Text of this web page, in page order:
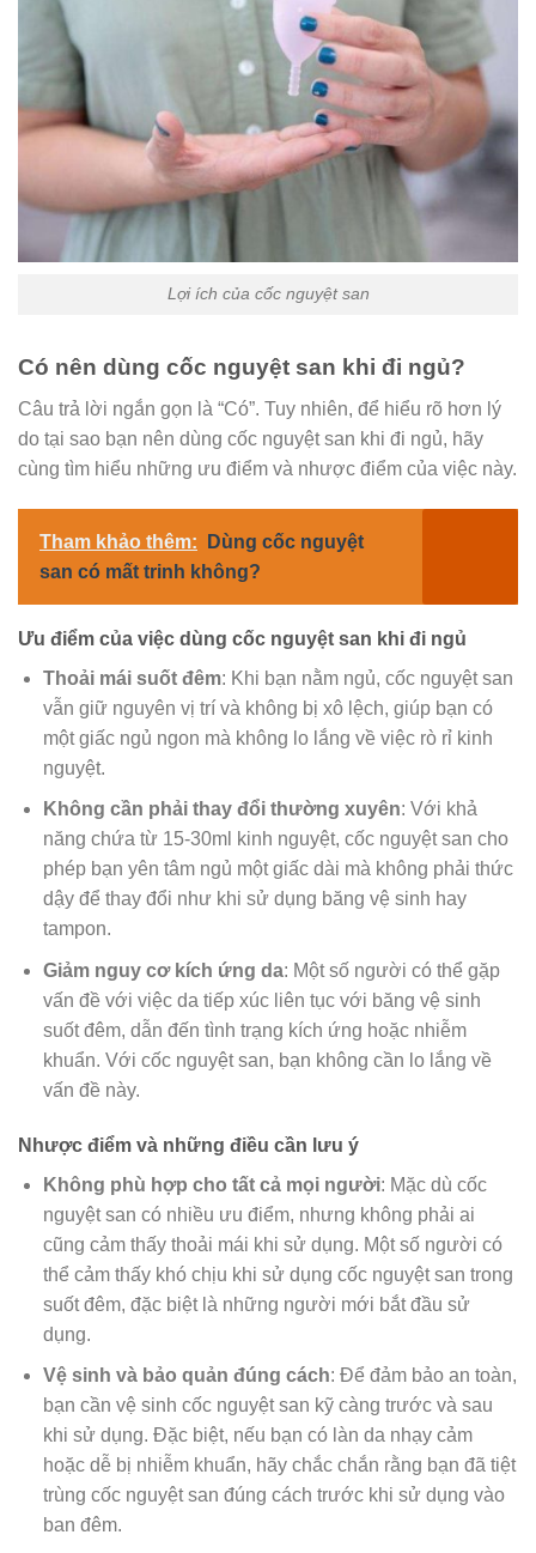
Lợi ích của cốc nguyệt san
Có nên dùng cốc nguyệt san khi đi ngủ?
Câu trả lời ngắn gọn là “Có”. Tuy nhiên, để hiểu rõ hơn lý
do tại sao bạn nên dùng cốc nguyệt san khi đi ngủ, hãy
cùng tìm hiểu những ưu điểm và nhược điểm của việc này.
Tham khảo thêm:
Dùng cốc nguyệt
san có mất trinh không?
Ưu điểm của việc dùng cốc nguyệt san khi đi ngủ
Thoải mái suốt đêm: Khi bạn nằm ngủ, cốc nguyệt san
vẫn giữ nguyên vị trí và không bị xô lệch, giúp bạn có
một giấc ngủ ngon mà không lo lắng về việc rò rỉ kinh
nguyệt.
Không cần phải thay đổi thường xuyên: Với khả
năng chứa từ 15-30ml kinh nguyệt, cốc nguyệt san cho
phép bạn yên tâm ngủ một giấc dài mà không phải thức
dậy để thay đổi như khi sử dụng băng vệ sinh hay
tampon.
Giảm nguy cơ kích ứng da: Một số người có thể gặp
vấn đề với việc da tiếp xúc liên tục với băng vệ sinh
suốt đêm, dẫn đến tình trạng kích ứng hoặc nhiễm
khuẩn. Với cốc nguyệt san, bạn không cần lo lắng về
vấn đề này.
Nhược điểm và những điều cần lưu ý
Không phù hợp cho tất cả mọi người: Mặc dù cốc
nguyệt san có nhiều ưu điểm, nhưng không phải ai
cũng cảm thấy thoải mái khi sử dụng. Một số người có
thể cảm thấy khó chịu khi sử dụng cốc nguyệt san trong
suốt đêm, đặc biệt là những người mới bắt đầu sử
dụng.
Vệ sinh và bảo quản đúng cách: Để đảm bảo an toàn,
bạn cần vệ sinh cốc nguyệt san kỹ càng trước và sau
khi sử dụng. Đặc biệt, nếu bạn có làn da nhạy cảm
hoặc dễ bị nhiễm khuẩn, hãy chắc chắn rằng bạn đã tiệt
trùng cốc nguyệt san đúng cách trước khi sử dụng vào
ban đêm.